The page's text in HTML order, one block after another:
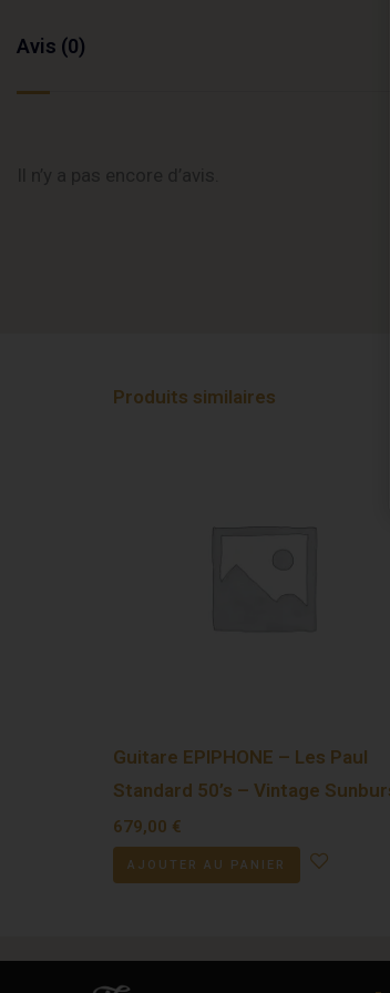
Avis (0)
Produits similaires
Guitare EPIPHONE – Les Paul
Standard 50’s – Vintage
679,00 €
AJOUTER AU PANIER